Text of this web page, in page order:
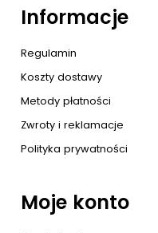
Informacje
Regulamin
Koszty dostawy
Metody płatności
Zwroty i reklamacje
Polityka prywatności
Moje konto